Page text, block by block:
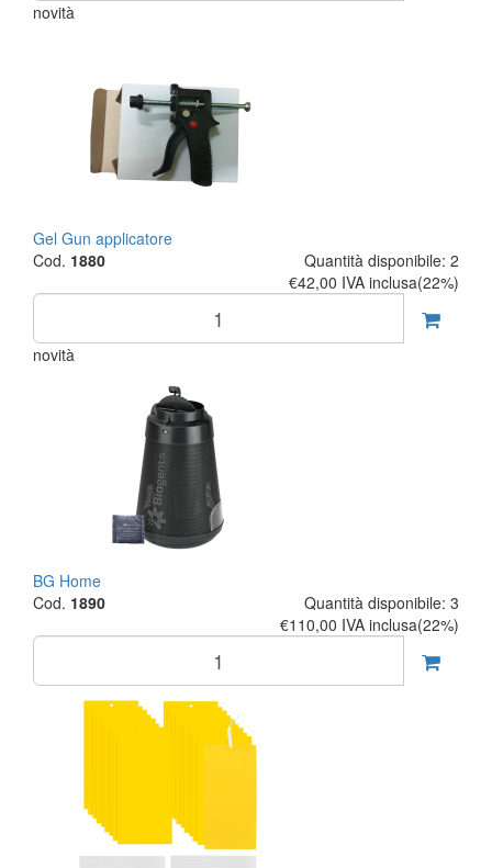
novità
Gel Gun applicatore
Cod. 1880
Quantità disponibile: 2
€42,00 IVA inclusa(22%)
novità
BG Home
Cod. 1890
Quantità disponibile: 3
€110,00 IVA inclusa(22%)